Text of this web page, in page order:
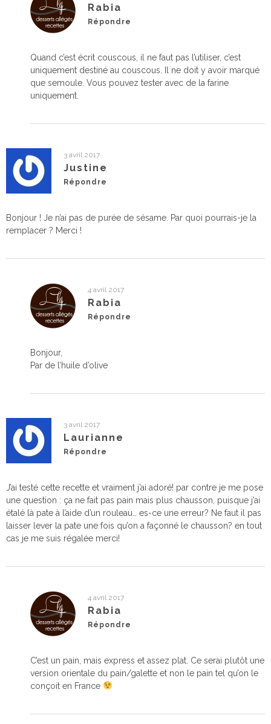
Rabia
Répondre
Quand c’est écrit couscous, il ne faut pas l’utiliser, c’est
uniquement destiné au couscous. Il ne doit y avoir marqué
que semoule. Vous pouvez tester avec de la farine
uniquement.
3 avril 2017
Justine
Répondre
Bonjour ! Je n’ai pas de purée de sésame. Par quoi pourrais-je la
remplacer ? Merci !
4 avril 2017
Rabia
Répondre
Bonjour,
Par de l’huile d’olive
3 avril 2017
Laurianne
Répondre
J’ai testé cette recette et vraiment j’ai adoré! par contre je me pose
une question : ça ne fait pas pain mais plus chausson, puisque j’ai
étalé là pate à l’aide d’un rouleau… es-ce une erreur? Ne faut il pas
laisser lever la pate une fois qu’on a façonné le chausson? en tout
cas je me suis régalée merci!
4 avril 2017
Rabia
Répondre
C’est un pain, mais express et assez plat. Ce serai plutôt une
version orientale du pain/galette et non le pain tel qu’on le
conçoit en France